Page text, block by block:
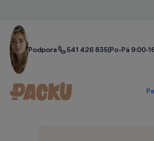
Podpora 541 426 835(Po-Pá 9:00-